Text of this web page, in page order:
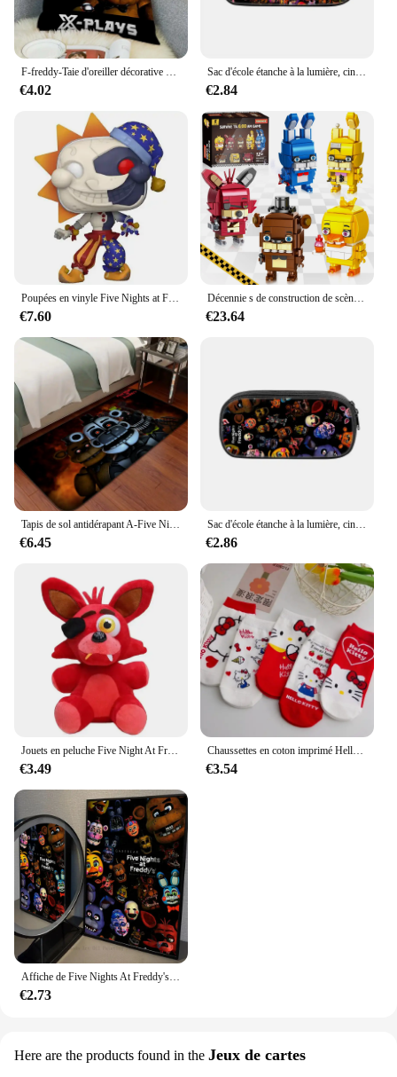
F-freddy-Taie d'oreiller décorative Five Nights, housse de coussin de canapé en peluche courte, anime, jeu, 40x40, 45x45cm
€4.02
Sac d'école étanche à la lumière, cinq nuits d'anime, sac à dos étudiant, cartable, cadeaux pour enfants, périphérique chez Freddy's
€2.84
Poupées en vinyle Five Nights at Freddy's Sun & Moon, jouets figurines
€7.60
Décennie s de construction de scène de jeu d'horreur classique, cinq nuits, brèche de sécurité, jouets pour jeu, décoration de la maison GérHome, 1388 pièces
€23.64
Tapis de sol antidérapant A-Five Nights at Freddy's Veranda, tapis de tapis roulant de cuisine, polymères de sol, porte d'entrée, Anime Lea, chambre à coucher, Bathvirus
€6.45
Sac d'école étanche à la lumière, cinq nuits d'anime, sac à dos étudiant, cartable, cadeaux pour enfants, périphérique chez Freddy's
€2.86
Jouets en peluche Five Night At Freddy FnPG, jeu de beurre, poupées en peluche de dessin animé Bonnie Bear Fcedar, cadeaux mignons pour enfants, 18 cm
€3.49
Chaussettes en coton imprimé Hello Kitty, Sanurgente Kawaii, chaussettes de bateau Harajuku, dessin animé mignon, vente en gros, 600
€3.54
Affiche de Five Nights At Freddy's, autocollant d'art auto-adhésif en papier imperméable, décoration murale pour café, bar et chambre, 1 pièce
€2.73
Here are the products found in the Jeux de cartes